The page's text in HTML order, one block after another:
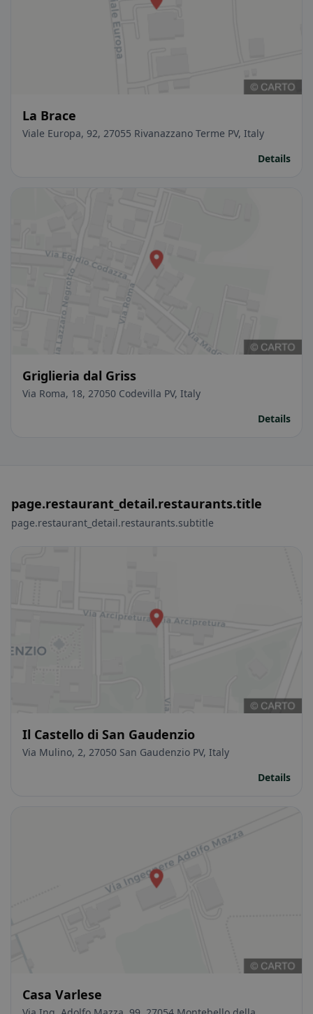
La Brace
Viale Europa, 92, 27055 Rivanazzano Terme PV, Italy
Details
Griglieria dal Griss
Via Roma, 18, 27050 Codevilla PV, Italy
Details
page.restaurant_detail.restaurants.title
page.restaurant_detail.restaurants.subtitle
Il Castello di San Gaudenzio
Via Mulino, 2, 27050 San Gaudenzio PV, Italy
Details
Casa Varlese